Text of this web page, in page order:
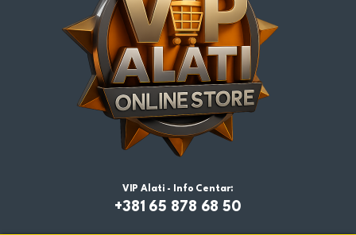
VIP Alati - Info Centar:
+381 65 878 68 50